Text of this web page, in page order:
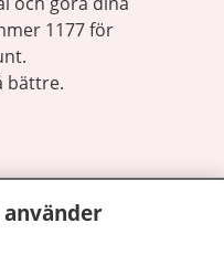
1177 för
bättre.